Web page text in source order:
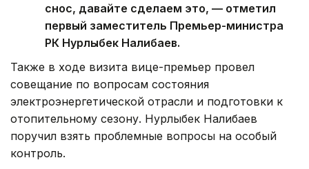
снос, давайте сделаем это, — отметил
первый заместитель Премьер-министра
РК Нурлыбек Налибаев.
Также в ходе визита вице-премьер провел
совещание по вопросам состояния
электроэнергетической отрасли и подготовки к
отопительному сезону. Нурлыбек Налибаев
поручил взять проблемные вопросы на особый
контроль.